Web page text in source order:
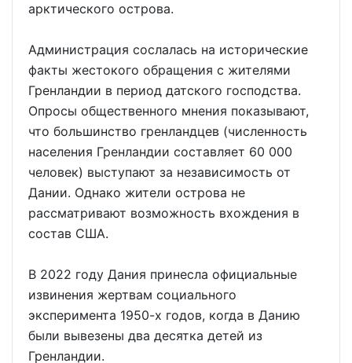
арктического острова.
Администрация сослалась на исторические
факты жестокого обращения с жителями
Гренландии в период датского господства.
Опросы общественного мнения показывают,
что большинство гренландцев (численность
населения Гренландии составляет 60 000
человек) выступают за независимость от
Дании. Однако жители острова не
рассматривают возможность вхождения в
состав США.
В 2022 году Дания принесла официальные
извинения жертвам социального
эксперимента 1950-х годов, когда в Данию
были вывезены два десятка детей из
Гренландии.